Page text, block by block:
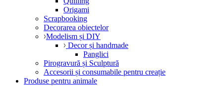
Origami
Scrapbooking
Decorarea obiectelor
Modelism și DIY
Decor și handmade
Panglici
Pirogravură și Sculptură
Accesorii și consumabile pentru creație
Produse pentru animale